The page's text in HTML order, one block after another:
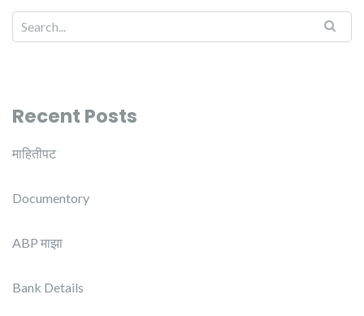
Recent Posts
माहितीपट
Documentory
ABP माझा
Bank Details